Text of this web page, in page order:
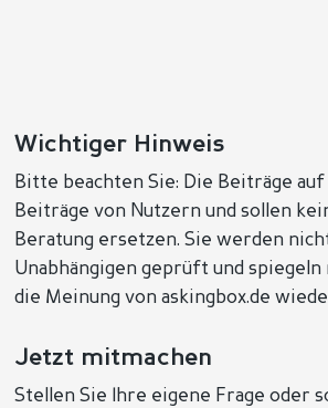
Wichtiger Hinweis
Bitte beachten Sie: Die Beiträge auf
Beiträge von Nutzern und sollen
Beratung ersetzen. Sie werden
Unabhängigen geprüft und spiegeln
die Meinung von askingbox.de
Jetzt mitmachen
Stellen Sie Ihre eigene Frage oder